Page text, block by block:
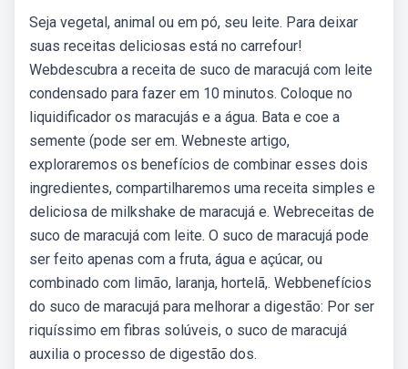
Seja vegetal, animal ou em pó, seu leite. Para deixar
suas receitas deliciosas está no carrefour!
Webdescubra a receita de suco de maracujá com leite
condensado para fazer em 10 minutos. Coloque no
liquidificador os maracujás e a água. Bata e coe a
semente (pode ser em. Webneste artigo,
exploraremos os benefícios de combinar esses dois
ingredientes, compartilharemos uma receita simples e
deliciosa de milkshake de maracujá e. Webreceitas de
suco de maracujá com leite. O suco de maracujá pode
ser feito apenas com a fruta, água e açúcar, ou
combinado com limão, laranja, hortelã,. Webbenefícios
do suco de maracujá para melhorar a digestão: Por ser
riquíssimo em fibras solúveis, o suco de maracujá
auxilia o processo de digestão dos.